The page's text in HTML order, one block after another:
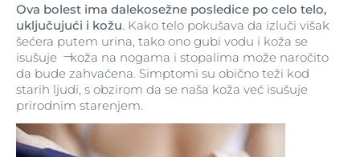
Ova bolest ima dalekosežne posledice po celo telo,
uključujući i kožu . Kako telo pokušava da izluči višak
šećera putem urina, tako ono gubi vodu i koža se
isušuje ̶ koža na nogama i stopalima može naročito
da bude zahvaćena. Simptomi su obično teži kod
starih ljudi, s obzirom da se naša koža već isušuje
prirodnim starenjem.